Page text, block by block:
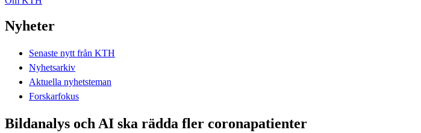
Nyheter
Senaste nytt från KTH
Nyhetsarkiv
Aktuella nyhetsteman
Forskarfokus
Bildanalys och AI ska rädda fler coronapatienter